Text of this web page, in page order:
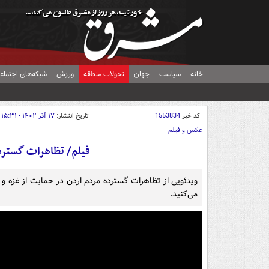
خانه سیاست جهان تحولات منطقه ورزش شبکه‌های
کد خبر1553834 تاریخ انتشار: ۱۷ آذر ۱۴۰۲ - ۱۵:۳۱
عکس و فیلم
فیلم/ تظاهرات
ویدئویی از تظاهرات گسترده مردم اردن در حمایت از غزه
می‌کنید.